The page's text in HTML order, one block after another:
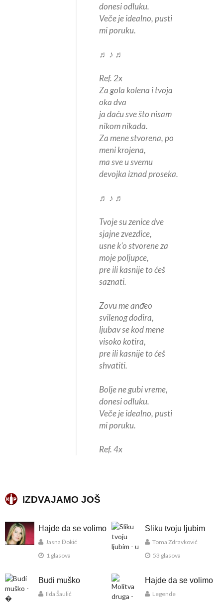
donesi odluku.
Veče je idealno, pusti
mi poruku.
♬ ♪ ♬
Ref. 2x
Za gola kolena i tvoja
oka dva
ja daću sve što nisam
nikom nikada.
Za mene stvorena, po
meni krojena,
ma sve u svemu
devojka iznad proseka.
♬ ♪ ♬
Tvoje su zenice dve
sjajne zvezdice,
usne k'o stvorene za
moje poljupce,
pre ili kasnije to ćeš
saznati.
Zovu me anđeo
svilenog dodira,
ljubav se kod mene
visoko kotira,
pre ili kasnije to ćeš
shvatiti.
Bolje ne gubi vreme,
donesi odluku.
Veče je idealno, pusti
mi poruku.
Ref. 4x
IZDVAJAMO JOŠ
Hajde da se volimo
Jasna Đokić
1 glasova
Sliku tvoju ljubim
Toma Zdravković
53 glasova
Budi muško
Ilda Šaulić
Hajde da se volimo
Legende